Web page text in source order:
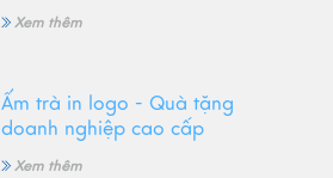
Xem thêm
Ấm trà in logo - Quà tặng
doanh nghiệp cao cấp
Xem thêm